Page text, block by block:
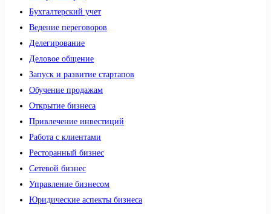
Бухгалтерский учет
Ведение переговоров
Делегирование
Деловое общение
Запуск и развитие стартапов
Обучение продажам
Открытие бизнеса
Привлечение инвестиций
Работа с клиентами
Ресторанный бизнес
Сетевой бизнес
Управление бизнесом
Юридические аспекты бизнеса